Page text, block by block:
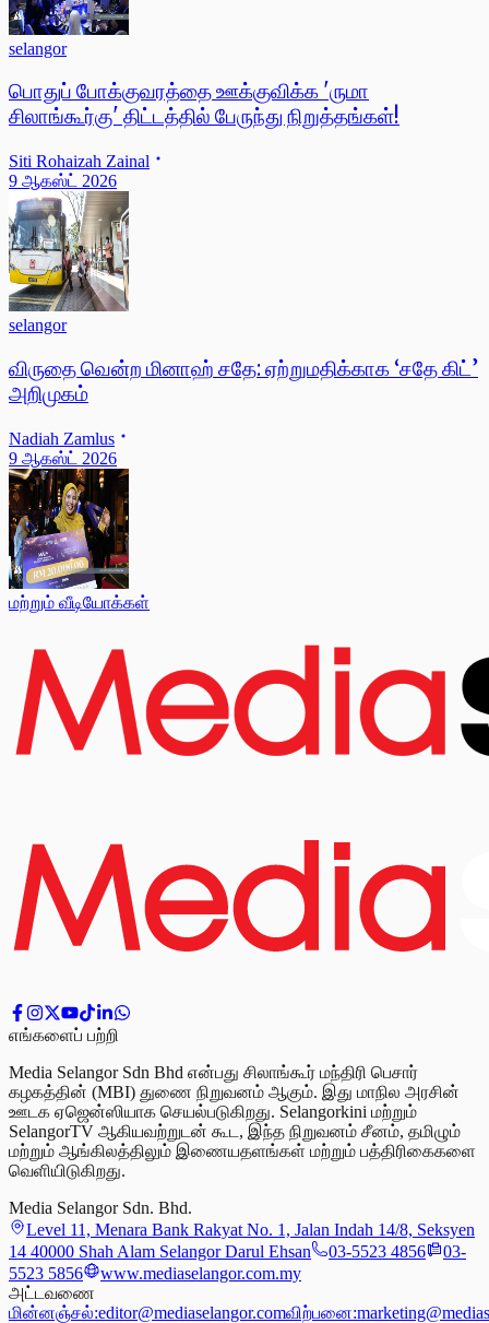
selangor
பொதுப் போக்குவரத்தை ஊக்குவிக்க 'ருமா
சிலாங்கூர்கு' திட்டத்தில் பேருந்து நிறுத்தங்கள்!
Siti Rohaizah Zainal
9 ஆகஸ்ட் 2026
selangor
விருதை வென்ற மினாஹ் சதே: ஏற்றுமதிக்காக ‘சதே கிட்’
அறிமுகம்
Nadiah Zamlus
9 ஆகஸ்ட் 2026
மற்றும் வீடியோக்கள்
எங்களைப் பற்றி
Media Selangor Sdn Bhd என்பது சிலாங்கூர் மந்திரி பெசார்
கழகத்தின் (MBI) துணை நிறுவனம் ஆகும். இது மாநில அரசின்
ஊடக ஏஜென்ஸியாக செயல்படுகிறது. Selangorkini மற்றும்
SelangorTV ஆகியவற்றுடன் கூட, இந்த நிறுவனம் சீனம், தமிழும்
மற்றும் ஆங்கிலத்திலும் இணையதளங்கள் மற்றும் பத்திரிகைகளை
வெளியிடுகிறது.
Media Selangor Sdn. Bhd.
Level 11, Menara Bank Rakyat No. 1, Jalan Indah 14/8, Seksyen
14 40000 Shah Alam Selangor Darul Ehsan
03-5523 4856
03-
5523 5856
www.mediaselangor.com.my
அட்டவணை
மின்னஞ்சல்:editor@mediaselangor.comவிற்பனை: